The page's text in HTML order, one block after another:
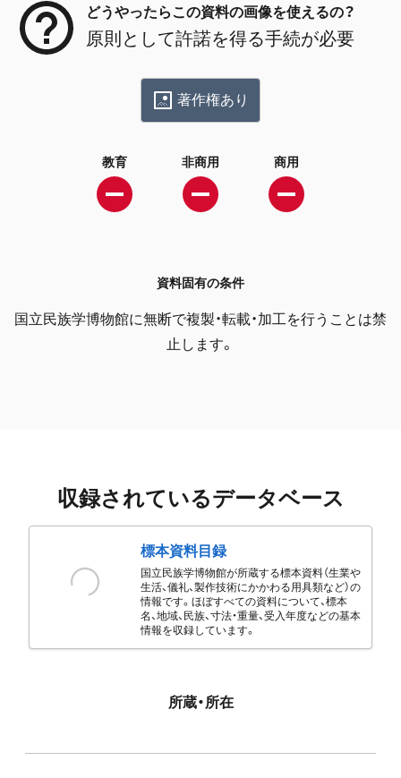
どうやったらこの資料の画像を使えるの？
原則として許諾を得る手続が必要
著作権あり
教育 非商用 商用
資料固有の条件
国立民族学博物館に無断で複製・転載・加工を行うことは禁
止します。
収録されているデータベース
標本資料目録
国立民族学博物館が所蔵する標本資料（生業や
生活、儀礼、製作技術にかかわる用具類など）の
情報です。ほぼすべての資料について、標本
名、地域、民族、寸法・重量、受入年度などの基本
情報を収録しています。
所蔵・所在